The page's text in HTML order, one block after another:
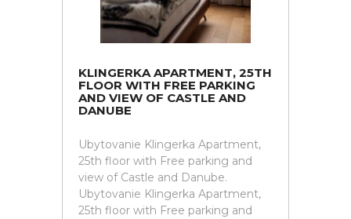
KLINGERKA APARTMENT, 25TH
FLOOR WITH FREE PARKING
AND VIEW OF CASTLE AND
DANUBE
Ubytovanie Klingerka Apartment,
25th floor with Free parking and
view of Castle and Danube.
Ubytovanie Klingerka Apartment,
25th floor with Free parking and